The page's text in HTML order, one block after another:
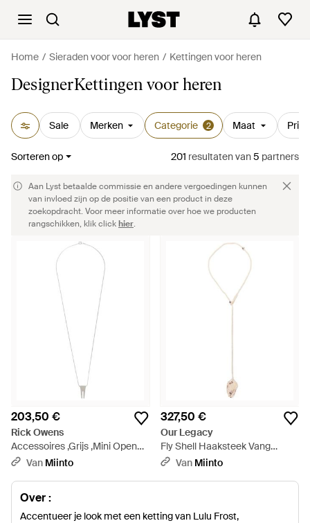
Home Sieraden voor voor heren Kettingen voor heren
DesignerKettingen voor heren
Sale Merken Categorie 2 Maat Prijs
Sorteren op 201 resultatenvan5 partners
Aan Lyst betaalde commissie en andere vergoedingen kunnen
van invloed zijn op de positie van een product in deze
zoekopdracht. Voor meer informatie over hoe we producten
rangschikken, klik clickhier.
203,50 €
Rick Owens
Accessoires ,Grijs ,Mini Open
Trunk Charm - Wit
Van Miinto
327,50 €
Our Legacy
Fly Shell Haaksteek Vang
Ketting - Wit
Van Miinto
Over :
Accentueer je look met een ketting van Lulu Frost,